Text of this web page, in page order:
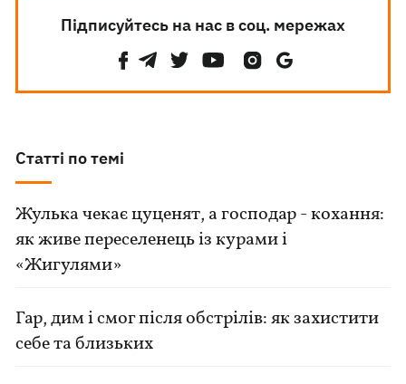
Підписуйтесь на нас в соц. мережах
Статті по темі
Жулька чекає цуценят, а господар - кохання:
як живе переселенець із курами і
«Жигулями»
Гар, дим і смог після обстрілів: як захистити
себе та близьких